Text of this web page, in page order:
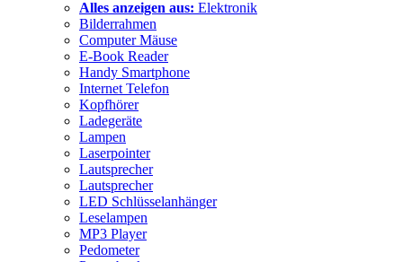
Alles anzeigen aus: Elektronik
Bilderrahmen
Computer Mäuse
E-Book Reader
Handy Smartphone
Internet Telefon
Kopfhörer
Ladegeräte
Lampen
Laserpointer
Lautsprecher
Lautsprecher
LED Schlüsselanhänger
Leselampen
MP3 Player
Pedometer